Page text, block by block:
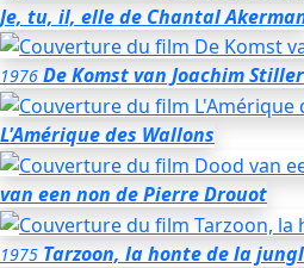
Je, tu, il, ellede Chantal
1976 De Komst van Joachim Stiller
L'Amérique des Wallons
van een non de Pierre Drouot
1975 Tarzoon, la honte de la